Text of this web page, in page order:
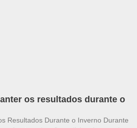
os resultados durante o
Resultados Durante o Inverno Durante